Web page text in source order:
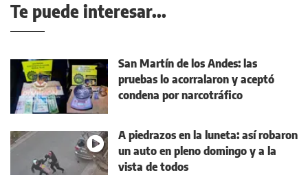
Te puede interesar...
San Martín de los Andes: las
pruebas lo acorralaron y aceptó
condena por narcotráfico
A piedrazos en la luneta: así robaron
un auto en pleno domingo y a la
vista de todos